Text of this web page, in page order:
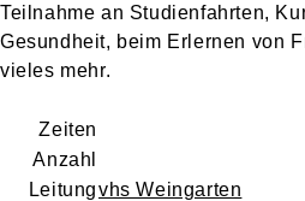
Teilnahme an Studienfahrten,
Gesundheit, beim Erlernen von
vieles mehr.
Zeiten
Anzahl
Leitungvhs Weingarten